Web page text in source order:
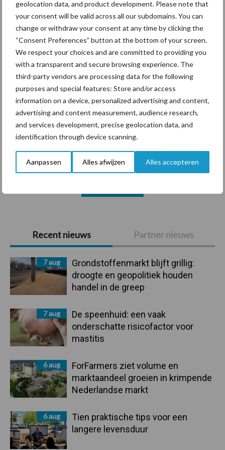
geolocation data, and product development. Please note that
your consent will be valid across all our subdomains. You can
change or withdraw your consent at any time by clicking the
“Consent Preferences” button at the bottom of your screen.
We respect your choices and are committed to providing you
with a transparent and secure browsing experience. The
third-party vendors are processing data for the following
purposes and special features: Store and/or access
information on a device, personalized advertising and content,
advertising and content measurement, audience research,
and services development, precise geolocation data, and
identification through device scanning.
Aanpassen Alles afwijzen Alles accepteren
Primaire
Sidebar
Recent nieuws Partner nieuws
7 aug
Grondstoffenmarkt blijft grillig:
droogte en geopolitiek houden
handel in de greep
7 aug
De speenhuid: een vaak
onderschatte risicofactor voor
mastitis
6 aug
ForFarmers ziet volume en
marktaandeel groeien in krimpende
Nederlandse markt
6 aug
Tien praktische tips voor een
langere levensduur
Themapagina's
Diergezondheid Bemesting Fokkerij
Bedrijfsnieuws
Ligbox &
Voerhekken